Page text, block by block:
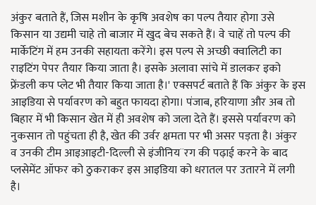
अंकुर बताते हैं, जिस मशीन के कृषि अवशेष का पल्प तैयार होगा उसे
किसान या उद्यमी चाहे तो बाजार में खुद बेच सकते हैं। वे चाहें तो पल्प की
मार्केटिंग में हम उनकी सहायता करेंगे। इस पल्प से अच्छी क्वालिटी का
राइटिंग पेपर तैयार किया जाता है। इसके अलावा सांचे में डालकर इको
फ्रेंडली कप प्लेट भी तैयार किया जाता है।' एक्सपर्ट बताते हैं कि अंकुर के इस
आइडिया से पर्यावरण को बहुत फायदा होगा। पंजाब, हरियाणा और अब तो
बिहार में भी किसान खेत में ही अवशेष को जला देते हैं। इससे पर्यावरण को
नुकसान तो पहुंचता ही है, खेत की उर्वर क्षमता पर भी असर पड़ता है। अंकुर
व उनकी टीम आइआइटी-दिल्ली से इंजीनिय¨रग की पढ़ाई करने के बाद
प्लसेमेंट ऑफर को ठुकराकर इस आइडिया को धरातल पर उतारने में लगी
है।